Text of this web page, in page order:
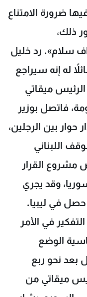
ضرورة الامتناع
ذلك،
سلام». رد خليل
له إنه سيراجع
الرئيس ميقاتي
فاتصل بوزير
حوار بين الرجلين،
اللبناني
القرار
وقد يجري
في ليبيا.
في الأمر
الوضع
بعد نحو ربع
ميقاتي من